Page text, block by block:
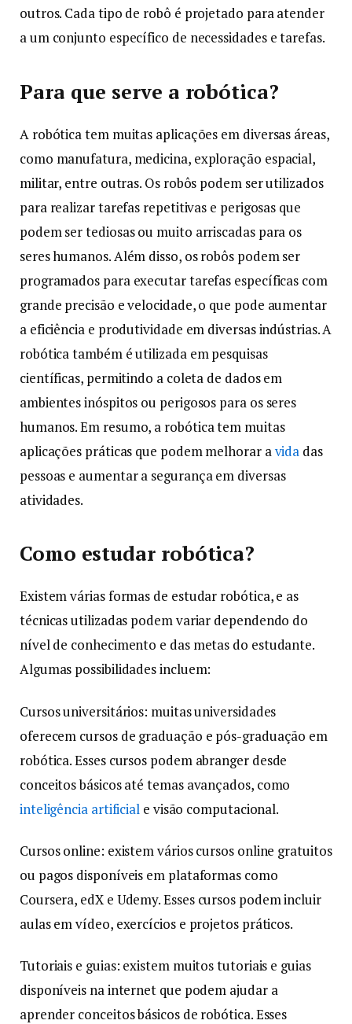
outros. Cada tipo de robô é projetado para atender
a um conjunto específico de necessidades e tarefas.
Para que serve a robótica?
A robótica tem muitas aplicações em diversas áreas,
como manufatura, medicina, exploração espacial,
militar, entre outras. Os robôs podem ser utilizados
para realizar tarefas repetitivas e perigosas que
podem ser tediosas ou muito arriscadas para os
seres humanos. Além disso, os robôs podem ser
programados para executar tarefas específicas com
grande precisão e velocidade, o que pode aumentar
a eficiência e produtividade em diversas indústrias. A
robótica também é utilizada em pesquisas
científicas, permitindo a coleta de dados em
ambientes inóspitos ou perigosos para os seres
humanos. Em resumo, a robótica tem muitas
aplicações práticas que podem melhorar avida das
pessoas e aumentar a segurança em diversas
atividades.
Como estudar robótica?
Existem várias formas de estudar robótica, e as
técnicas utilizadas podem variar dependendo do
nível de conhecimento e das metas do estudante.
Algumas possibilidades incluem:
Cursos universitários: muitas universidades
oferecem cursos de graduação e pós-graduação em
robótica. Esses cursos podem abranger desde
conceitos básicos até temas avançados, como
inteligência artificial e visão computacional.
Cursos online: existem vários cursos online gratuitos
ou pagos disponíveis em plataformas como
Coursera, edX e Udemy. Esses cursos podem incluir
aulas em vídeo, exercícios e projetos práticos.
Tutoriais e guias: existem muitos tutoriais e guias
disponíveis na internet que podem ajudar a
aprender conceitos básicos de robótica. Esses